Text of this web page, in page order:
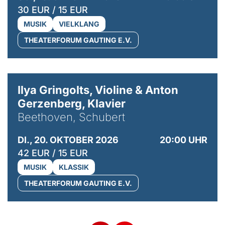
30 EUR / 15 EUR
MUSIK
VIELKLANG
THEATERFORUM GAUTING E.V.
Ilya Gringolts, Violine & Anton
Gerzenberg, Klavier
Beethoven, Schubert
DI., 20. OKTOBER 2026
20:00 UHR
42 EUR / 15 EUR
MUSIK
KLASSIK
THEATERFORUM GAUTING E.V.